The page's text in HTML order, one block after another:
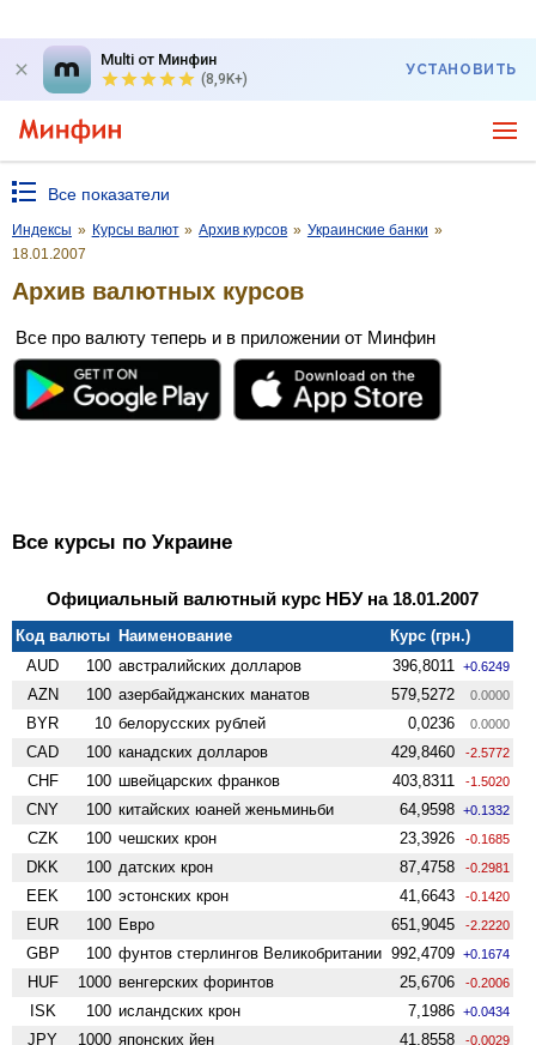
Multi от Минфин
(8,9K+)
УСТАНОВИТЬ
Все показатели
Индексы » Курсы валют » Архив курсов » Украинские банки »
18.01.2007
Архив валютных курсов
Все про валюту теперь и в приложении от Минфин
Все курсы по Украине
Официальный валютный курс НБУ на 18.01.2007
Код валюты Наименование
Курс (грн.)
AUD
100 австралийских долларов 396,8011 +0.6249
AZN 100 азербайджанских манатов 579,5272 0.0000
BYR 10 белорусских рублей 0,0236 0.0000
CAD 100 канадских долларов 429,8460 -2.5772
CHF 100 швейцарских франков 403,8311 -1.5020
CNY 100 китайских юаней женьминьби 64,9598 +0.1332
CZK 100 чешских крон 23,3926 -0.1685
DKK 100 датских крон 87,4758 -0.2981
EEK 100 эстонских крон 41,6643 -0.1420
EUR 100 Евро 651,9045 -2.2220
GBP 100 фунтов стерлингов Велико­британии 992,4709 +0.1674
HUF 1000 венгерских форинтов 25,6706 -0.2006
ISK 100 исландских крон 7,1986 +0.0434
JPY 1000 японских йен 41,8558 -0.0029